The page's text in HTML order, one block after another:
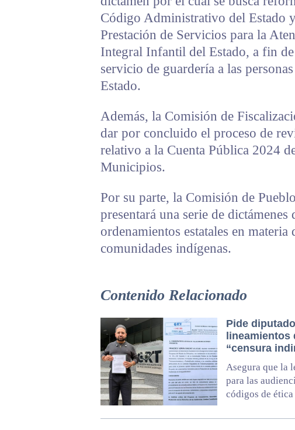
Código Administrativo del Estado
Prestación de Servicios para la
Integral Infantil del Estado, a fin
servicio de guardería a las
Estado.
Además, la Comisión de
dar por concluido el proceso de
relativo a la Cuenta Pública 2024
Municipios.
Por su parte, la Comisión de
presentará una serie de
ordenamientos estatales en
comunidades indígenas.
Contenido Relacionado
Pide
“censura
Asegura que la
para las
códigos de ética